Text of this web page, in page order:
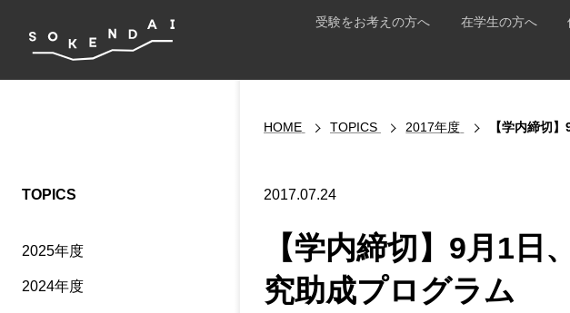
受験をお考えの方へ 在学生の方へ
HOME TOPICS 2017年度 【学内締切
2017.07.24
【学内締切】9月1
究助成プログラム
TOPICS
2025年度
2024年度